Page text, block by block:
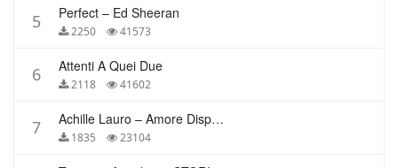
5 Perfect – Ed Sheeran
2250 41573
6 Attenti A Quei Due
2118 41602
7 Achille Lauro – Amore Disperato
1835 23104